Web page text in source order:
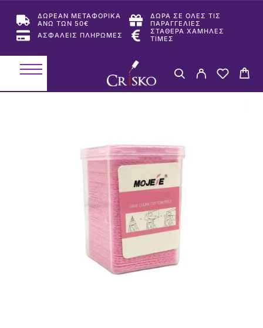
ΔΩΡΕΑΝ ΜΕΤΑΦΟΡΙΚΑ
ΑΝΩ ΤΩΝ 50€
ΔΩΡΑ ΣΕ ΟΛΕΣ ΤΙΣ
ΠΑΡΑΓΓΕΛΙΕΣ
ΑΣΦΑΛΕΙΣ ΠΛΗΡΩΜΕΣ
ΣΤΑΘΕΡΑ ΧΑΜΗΛΕΣ
ΤΙΜΕΣ